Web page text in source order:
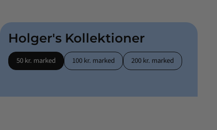
Holger's Kollektioner
50 kr. marked 100 kr. marked 200 kr. marked